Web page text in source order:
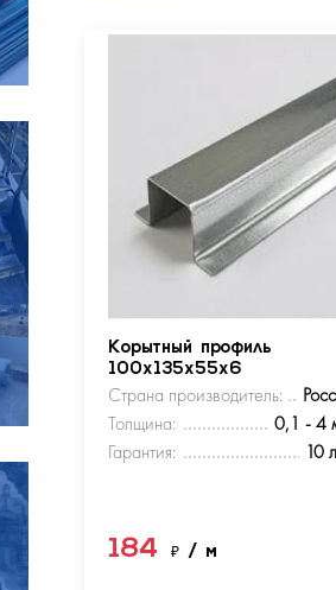
Корытный профиль
100х135х55х6
Страна производитель:
Толщина:
0,1 - 4
Гарантия:
10
184₽/ м